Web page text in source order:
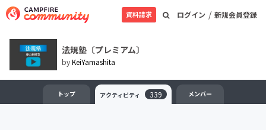
ログイン / 新規会員登録
資料請求
法規塾〔プレミアム〕
byKeiYamashita
トップ アクティビティ 339 メンバー